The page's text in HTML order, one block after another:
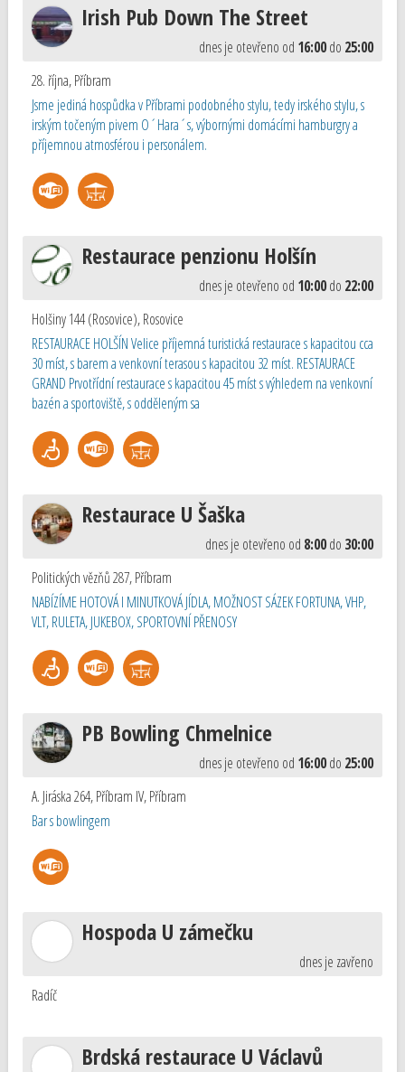
Irish Pub Down The Street
dnes je otevřeno od 16:00do 25:00
28. října,Příbram
Jsme jediná hospůdka v Příbrami podobného stylu, tedy irského stylu, s
irským točeným pivem O´Hara´s, výbornými domácími hamburgry a
příjemnou atmosférou i personálem.
Restaurace penzionu Holšín
dnes je otevřeno od 10:00do 22:00
Holšiny 144 (Rosovice),Rosovice
RESTAURACE HOLŠÍN Velice příjemná turistická restaurace s kapacitou cca
30 míst, s barem a venkovní terasou s kapacitou 32 míst. RESTAURACE
GRAND Prvotřídní restaurace s kapacitou 45 míst s výhledem na venkovní
bazén a sportoviště, s odděleným sa
Restaurace U Šaška
dnes je otevřeno od 8:00do 30:00
Politických vězňů 287,Příbram
NABÍZÍME HOTOVÁ I MINUTKOVÁ JÍDLA, MOŽNOST SÁZEK FORTUNA, VHP,
VLT, RULETA, JUKEBOX, SPORTOVNÍ PŘENOSY
PB Bowling Chmelnice
dnes je otevřeno od 16:00do 25:00
A. Jiráska 264, Příbram IV,Příbram
Bar s bowlingem
Hospoda U zámečku
dnes je zavřeno
Radíč
Brdská restaurace U Václavů